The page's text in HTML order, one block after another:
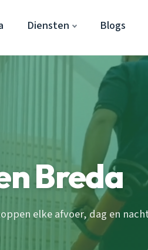
Diensten Blogs
Breda
elke afvoer, dag en